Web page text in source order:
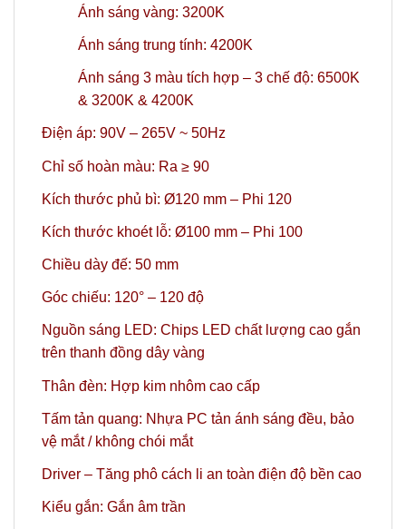
Ánh sáng vàng: 3200K
Ánh sáng trung tính: 4200K
Ánh sáng 3 màu tích hợp – 3 chế độ: 6500K
& 3200K & 4200K
Điện áp: 90V – 265V ~ 50Hz
Chỉ số hoàn màu: Ra ≥ 90
Kích thước phủ bì: Ø120 mm – Phi 120
Kích thước khoét lỗ: Ø100 mm – Phi 100
Chiều dày đế: 50 mm
Góc chiếu: 120° – 120 độ
Nguồn sáng LED: Chips LED chất lượng cao gắn
trên thanh đồng dây vàng
Thân đèn: Hợp kim nhôm cao cấp
Tấm tản quang: Nhựa PC tản ánh sáng đều, bảo
vệ mắt / không chói mắt
Driver – Tăng phô cách li an toàn điện độ bền cao
Kiểu gắn: Gắn âm trần